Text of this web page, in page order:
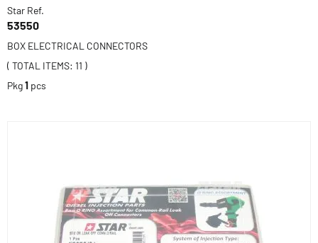
Star Ref.
53550
BOX ELECTRICAL CONNECTORS
( TOTAL ITEMS: 11 )
Pkg1 pcs